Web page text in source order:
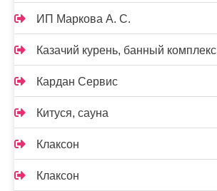
ИП Маркова А. С.
Казачий курень, банный комплекс
Кардан Сервис
Китуся, сауна
Клаксон
Клаксон